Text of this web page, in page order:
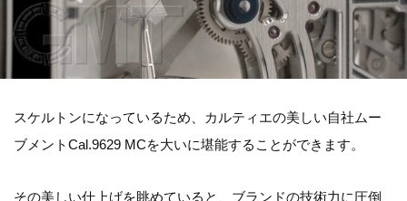
スケルトンになっているため、カルティエの美しい自社ムー
ブメントCal.9629 MCを大いに堪能することができます。
その美しい仕上げを眺めていると、ブランドの技術力に圧倒